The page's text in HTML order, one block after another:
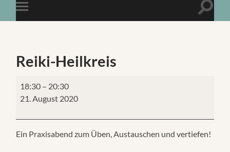
Reiki-Heilkreis
18:30 – 20:30
21. August 2020
Ein Praxisabend zum Üben, Austauschen und vertiefen!